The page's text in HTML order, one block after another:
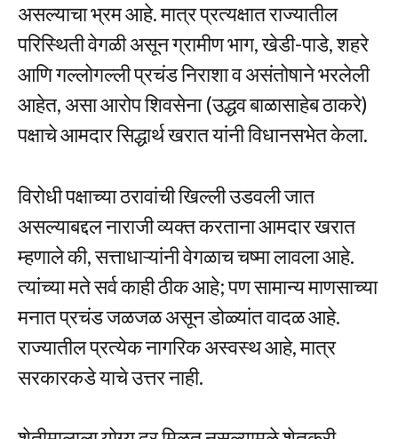
असल्याचा भ्रम आहे. मात्र प्रत्यक्षात राज्यातील
परिस्थिती वेगळी असून ग्रामीण भाग, खेडी-पाडे, शहरे
आणि गल्लोगल्ली प्रचंड निराशा व असंतोषाने भरलेली
आहेत, असा आरोप शिवसेना (उद्धव बाळासाहेब ठाकरे)
पक्षाचे आमदार सिद्धार्थ खरात यांनी विधानसभेत केला.
विरोधी पक्षाच्या ठरावांची खिल्ली उडवली जात
असल्याबद्दल नाराजी व्यक्त करताना आमदार खरात
म्हणाले की, सत्ताधाऱ्यांनी वेगळाच चष्मा लावला आहे.
त्यांच्या मते सर्व काही ठीक आहे; पण सामान्य माणसाच्या
मनात प्रचंड जळजळ असून डोळ्यांत वादळ आहे.
राज्यातील प्रत्येक नागरिक अस्वस्थ आहे, मात्र
सरकारकडे याचे उत्तर नाही.